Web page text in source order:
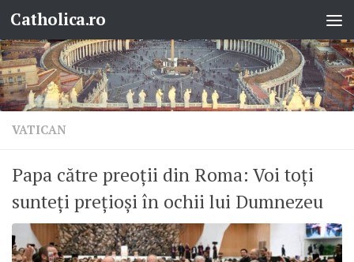
Skip to content
Catholica.ro
VATICAN
Papa către preoții din Roma: Voi toți
sunteți prețioși în ochii lui Dumnezeu